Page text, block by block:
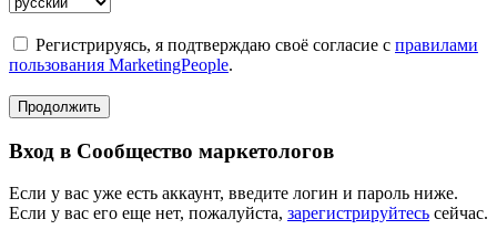
Регистрируясь, я подтверждаю своё согласие с правилами
пользования MarketingPeople.
Продолжить
Вход в Сообщество маркетологов
Если у вас уже есть аккаунт, введите логин и пароль ниже.
Если у вас его еще нет, пожалуйста, зарегистрируйтесь сейчас.